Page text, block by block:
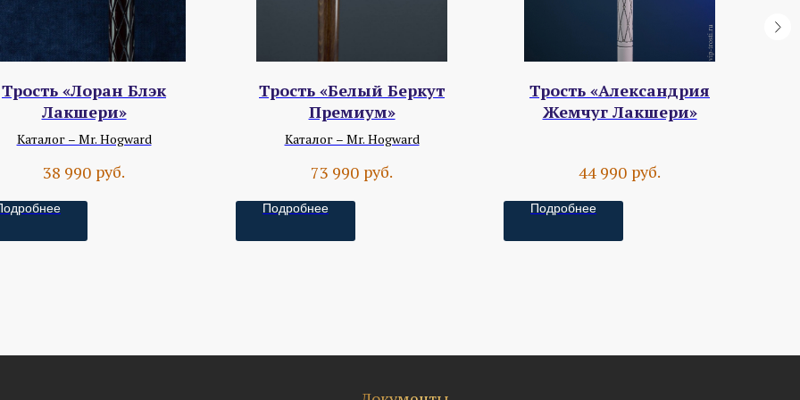
Трость «Лоран Блэк
Лакшери»
Каталог – Mr. Hogward
38 990 руб.
Трость «Белый Беркут
Премиум»
Каталог – Mr. Hogward
73 990 руб.
Подробнее
Трость «Александрия
Жемчуг Лакшери»
44 990 руб.
Подробнее